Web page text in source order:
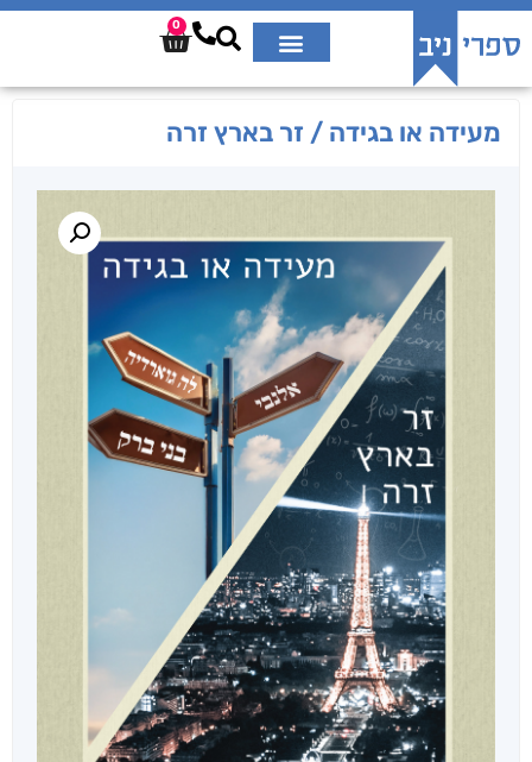
0
מעידה או בגידה / זר בארץ זרה